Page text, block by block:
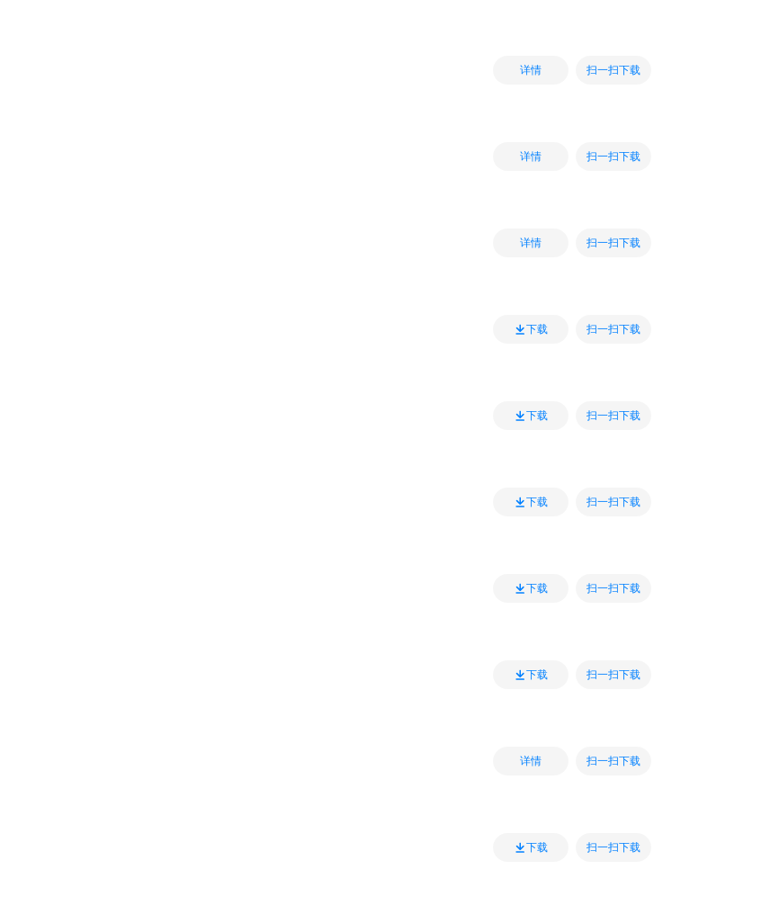
详情 扫一扫下载
详情 扫一扫下载
详情 扫一扫下载
下载 扫一扫下载
下载 扫一扫下载
下载 扫一扫下载
下载 扫一扫下载
下载 扫一扫下载
详情 扫一扫下载
下载 扫一扫下载